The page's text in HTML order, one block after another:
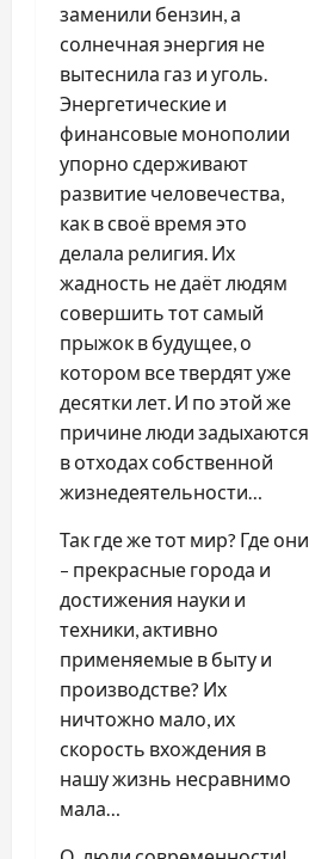
заменили бензин, а
солнечная энергия не
вытеснила газ и уголь.
Энергетические и
финансовые монополии
упорно сдерживают
развитие человечества,
как в своё время это
делала религия. Их
жадность не даёт людям
совершить тот самый
прыжок в будущее, о
котором все твердят уже
десятки лет. И по этой же
причине люди задыхаются
в отходах собственной
жизнедеятельности…
Так где же тот мир? Где они
– прекрасные города и
достижения науки и
техники, активно
применяемые в быту и
производстве? Их
ничтожно мало, их
скорость вхождения в
нашу жизнь несравнимо
мала…